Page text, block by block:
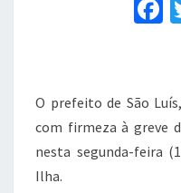
e
O prefeito de São
com firmeza à greve
nesta segunda-feira
Ilha.